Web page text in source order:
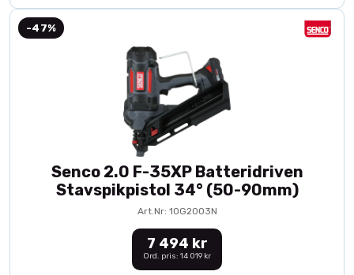
-47%
Senco 2.0 F-35XP Batteridriven
Stavspikpistol 34° (50-90mm)
Art.Nr: 10G2003N
7 494 kr
Ord. pris: 14 019 kr